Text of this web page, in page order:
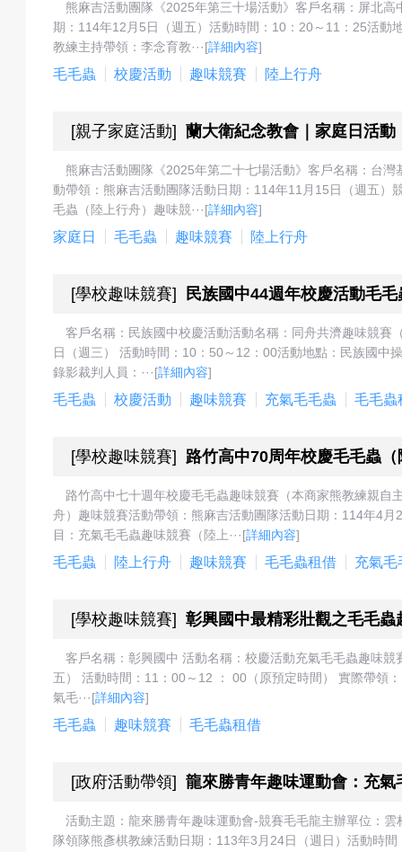
目
戲
擇
動
預
約
活
熊麻吉活動團隊《2025年第三十場活動》客戶名稱：屏北
期：114年12月5日（週五）活動時間：10：20～11：25活動
教練主持帶領：李念育教···[詳細內容]
毛毛蟲 校慶活動 趣味競賽 陸上行舟
[親子家庭活動] 蘭大衛紀念教會｜家庭日活動
熊麻吉活動團隊《2025年第二十七場活動》客戶名稱：台
動帶領：熊麻吉活動團隊活動日期：114年11月15日（週五
毛蟲（陸上行舟）趣味競···[詳細內容]
家庭日 毛毛蟲 趣味競賽 陸上行舟
[學校趣味競賽] 民族國中44週年校慶活動毛
客戶名稱：民族國中校慶活動活動名稱：同舟共濟趣味競
日（週三） 活動時間：10：50～12：00活動地點：民族國中
錄影裁判人員：···[詳細內容]
毛毛蟲 校慶活動 趣味競賽 充氣毛毛蟲 毛毛蟲
[學校趣味競賽] 路竹高中70周年校慶毛毛蟲
路竹高中七十週年校慶毛毛蟲趣味競賽（本商家熊教練親
舟）趣味競賽活動帶領：熊麻吉活動團隊活動日期：114年4
目：充氣毛毛蟲趣味競賽（陸上···[詳細內容]
毛毛蟲 陸上行舟 趣味競賽 毛毛蟲租借 充氣毛
[學校趣味競賽] 彰興國中最精彩壯觀之毛毛
客戶名稱：彰興國中 活動名稱：校慶活動充氣毛毛蟲趣味
五） 活動時間：11：00～12 ： 00（原預定時間） 實際帶領
氣毛···[詳細內容]
毛毛蟲 趣味競賽 毛毛蟲租借
[政府活動帶領] 龍來勝青年趣味運動會：充氣
活動主題：龍來勝青年趣味運動會-競賽毛毛龍主辦單位：
隊領隊熊彥棋教練活動日期：113年3月24日（週日）活動時